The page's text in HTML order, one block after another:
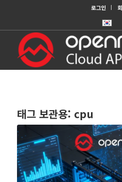
로그인
태그 보관용: cpu